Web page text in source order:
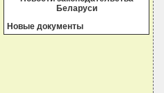
Беларуси
Новые документы